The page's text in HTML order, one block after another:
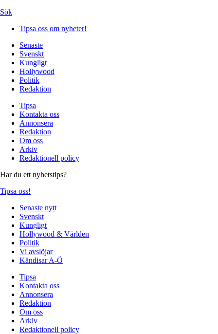
Sök
Tipsa oss om nyheter!
Senaste
Svenskt
Kungligt
Hollywood
Politik
Redaktion
Tipsa
Kontakta oss
Annonsera
Redaktion
Om oss
Arkiv
Redaktionell policy
Har du ett nyhetstips?
Tipsa oss!
Senaste nytt
Svenskt
Kungligt
Hollywood & Världen
Politik
Vi avslöjar
Kändisar A-Ö
Tipsa
Kontakta oss
Annonsera
Redaktion
Om oss
Arkiv
Redaktionell policy